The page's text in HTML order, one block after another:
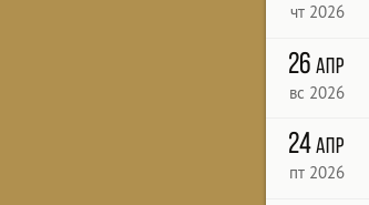
чт 2026
26апр
вс 2026
24апр
пт 2026